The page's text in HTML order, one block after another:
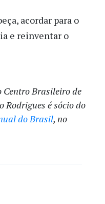
acordar para o
e reinventar o
Brasileiro de
é sócio do
do Brasil, no